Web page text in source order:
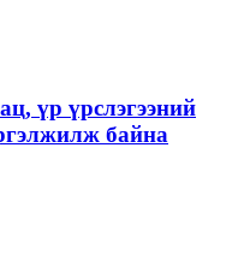
үр үрслэгээний
байна